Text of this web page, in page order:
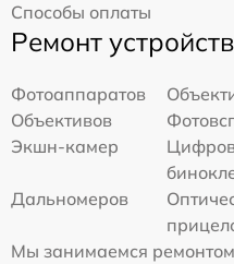
Способы оплаты
Ремонт устройств
Фотоаппаратов
Объективов
Экшн-камер
Дальномеров
Мы занимаемся